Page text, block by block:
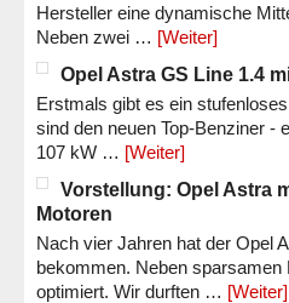
Hersteller eine dynamische
Neben zwei … [Weiter]
Opel Astra GS Line 1.4
Erstmals gibt es ein
sind den neuen Top-Benziner -
107 kW … [Weiter]
Vorstellung: Opel Astra
Motoren
Nach vier Jahren hat der Opel
bekommen. Neben sparsamen
optimiert. Wir durften … [Weiter]